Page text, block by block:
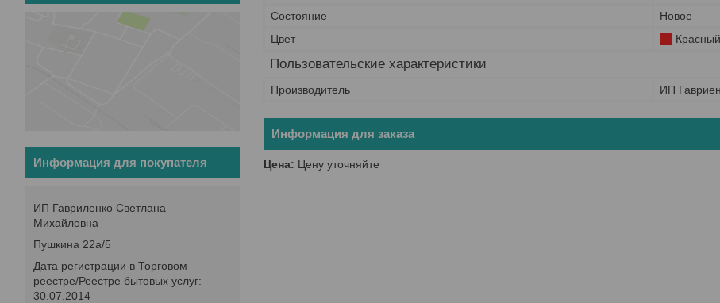
Состояние
Новое
Цвет
Красный
Пользовательские характеристики
Производитель ИП
Информация для заказа
Цена: Цену уточняйте
Информация для покупателя
ИП Гавриленко Светлана
Михайловна
Пушкина 22а/5
Дата регистрации в Торговом
реестре/Реестре бытовых услуг:
30.07.2014